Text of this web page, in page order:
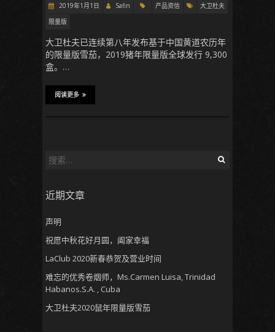
2019年1月1日 Safin 产品资信
大卫杜夫
限量版
大卫杜夫已连续第八年发布基于中国黄道农历年
的限量版雪茄，2019猪年限量版全球发行 9,300
盒。…
阅读更多
搜
近期文章
声明
祝愿中秋花好月圆，阖家幸福
LaClub 2020新春恭贺及营业时间
难忘的优秀卷烟师，Ms.Carmen Luisa, Trinidad
Habanos.S.A. , Cuba
大卫杜夫2020鼠年限量版雪茄